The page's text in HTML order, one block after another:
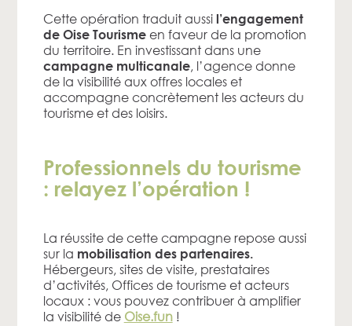
Cette opération traduit aussi l’engagement
de Oise Tourismeen faveur de la promotion
du territoire. En investissant dans une
campagne multicanale, l’agence donne
de la visibilité aux offres locales et
accompagne concrètement les acteurs du
tourisme et des loisirs.
Professionnels du tourisme
: relayez l’opération !
La réussite de cette campagne repose aussi
sur la mobilisation des partenaires.
Hébergeurs, sites de visite, prestataires
d’activités, Offices de tourisme et acteurs
locaux : vous pouvez contribuer à amplifier
la visibilité de Oise.fun!